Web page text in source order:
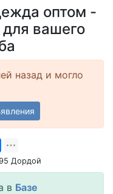
оптом -
вашего
назад и могло
Дордой
в Базе